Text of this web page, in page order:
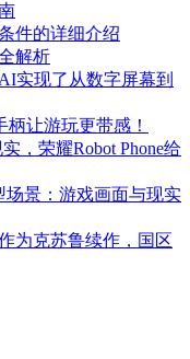
件的详细介绍
解析
实现了从数字屏幕到
让游玩更带感！
，荣耀Robot Phone给
场景：游戏画面与现实
为克苏鲁续作，国区